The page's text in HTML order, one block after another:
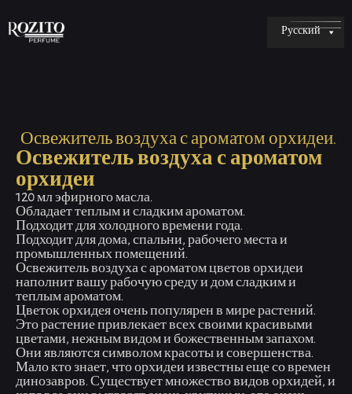
Русский
Освежитель воздуха с ароматом орхидеи.
Освежитель воздуха с ароматом
орхидеи
120 мл эфирного масла.
Обладает теплым и сладким ароматом.
Подходит для холодного времени года.
Подходит для дома, спальни, рабочего места и
промышленных помещений.
Освежитель воздуха с ароматом цветов орхидеи
наполнит вашу рабочую среду и дом сладким и
теплым ароматом.
Цветок орхидея очень популярен в мире растений.
Это растение привлекает всех своими красивыми
цветами, нежным видом и божественным запахом.
Они являются символом красоты и совершенства.
Мало кто знает, что орхидеи известны еще со времен
динозавров. Существует множество видов орхидей, и